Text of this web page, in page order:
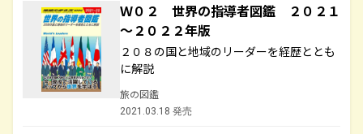
Ｗ０２ 世界の指導者図鑑 ２０２１
～２０２２年版
２０８の国と地域のリーダーを経歴ととも
に解説
旅の図鑑
2021.03.18 発売